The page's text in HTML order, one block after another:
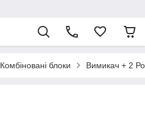
Комбіновані блоки Вимикач + 2